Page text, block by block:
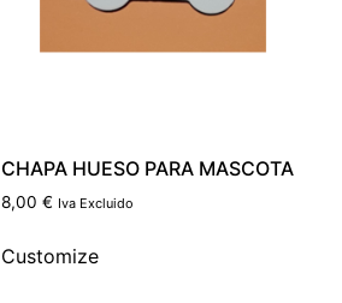
CHAPA HUESO PARA MASCOTA
8,00€ Iva Excluido
Customize